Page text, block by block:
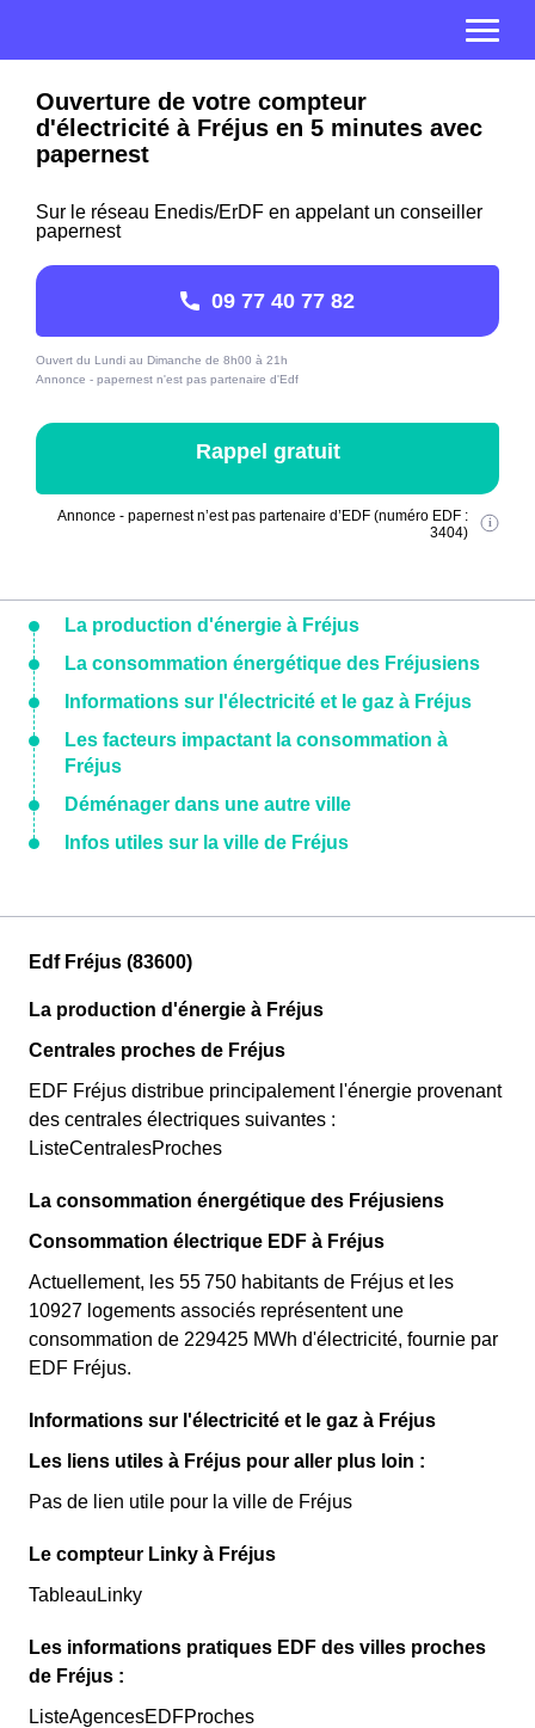
Ouverture de votre compteur
d'électricité à Fréjus en 5 minutes avec
papernest
Sur le réseau Enedis/ErDF en appelant un conseiller
papernest
09 77 40 77 82
Ouvert du Lundi au Dimanche de 8h00 à 21h
Annonce - papernest n'est pas partenaire d'Edf
Rappel gratuit
Annonce - papernest n’est pas partenaire d’EDF (numéro EDF :
3404)
La production d'énergie à Fréjus
La consommation énergétique des Fréjusiens
Informations sur l'électricité et le gaz à Fréjus
Les facteurs impactant la consommation à
Fréjus
Déménager dans une autre ville
Infos utiles sur la ville de Fréjus
Edf Fréjus (83600)
La production d'énergie à Fréjus
Centrales proches de Fréjus
EDF Fréjus distribue principalement l'énergie provenant
des centrales électriques suivantes :
ListeCentralesProches
La consommation énergétique des Fréjusiens
Consommation électrique EDF à Fréjus
Actuellement, les 55 750 habitants de Fréjus et les
10927 logements associés représentent une
consommation de 229425 MWh d'électricité, fournie par
EDF Fréjus.
Informations sur l'électricité et le gaz à Fréjus
Les liens utiles à Fréjus pour aller plus loin :
Pas de lien utile pour la ville de Fréjus
Le compteur Linky à Fréjus
TableauLinky
Les informations pratiques EDF des villes proches
de Fréjus :
ListeAgencesEDFProches